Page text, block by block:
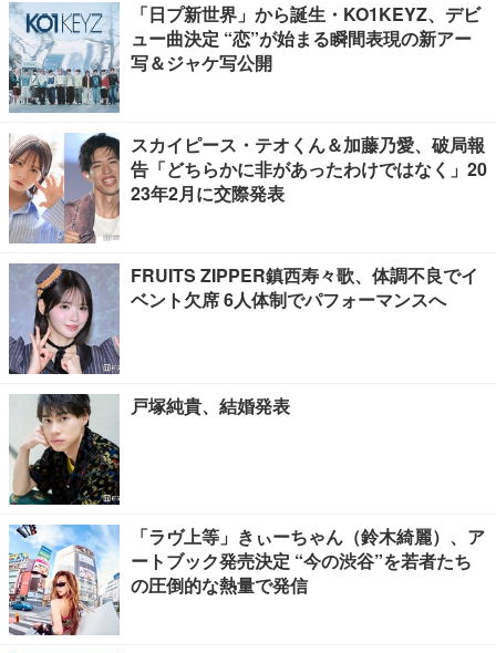
「日プ新世界」から誕生・KO1KEYZ、デビ
ュー曲決定 “恋”が始まる瞬間表現の新アー
写＆ジャケ写公開
スカイピース・テオくん＆加藤乃愛、破局報
告「どちらかに非があったわけではなく」20
23年2月に交際発表
FRUITS ZIPPER鎮西寿々歌、体調不良でイ
ベント欠席 6人体制でパフォーマンスへ
戸塚純貴、結婚発表
「ラヴ上等」きぃーちゃん（鈴木綺麗）、ア
ートブック発売決定 “今の渋谷”を若者たち
の圧倒的な熱量で発信